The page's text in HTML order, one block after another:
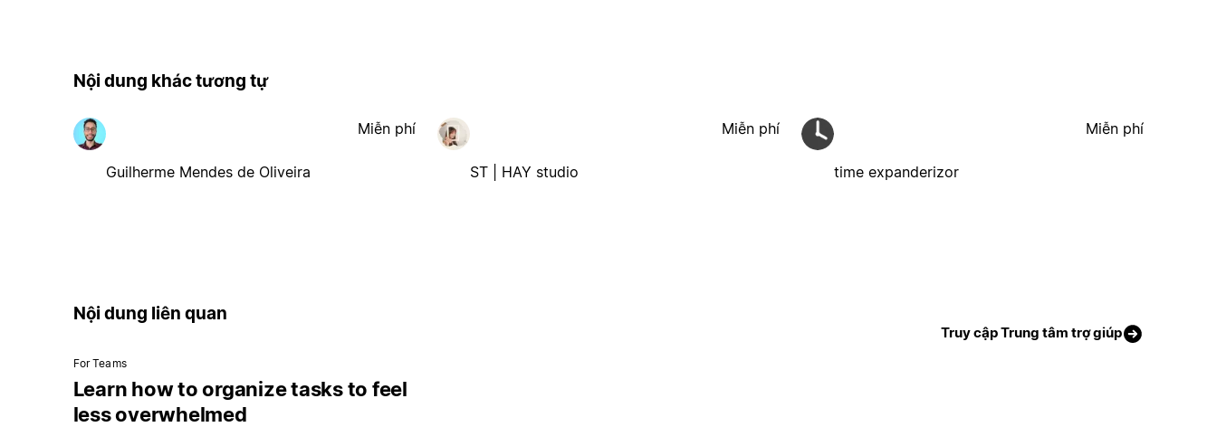
Nội dung khác tương tự
Guilherme Mendes de Oliveira
Miễn phí
ST | HAY studio
Miễn phí
time expanderizor
Miễn phí
Nội dung liên quan
Truy cập Trung tâm trợ giúp
For Teams
Learn how to organize tasks to feel
less overwhelmed